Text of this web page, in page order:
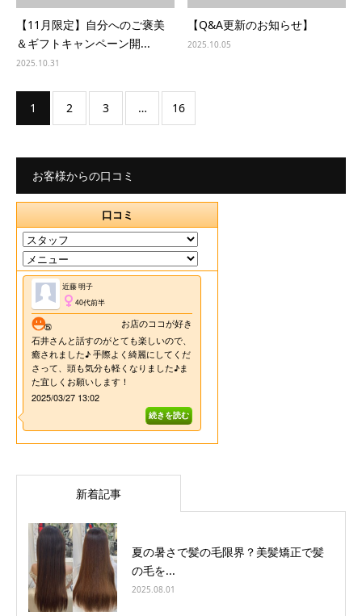
【11月限定】自分へのご褒美
＆ギフトキャンペーン開...
2025.10.31
【Q&A更新のお知らせ】
2025.10.05
1 2 3 … 16
お客様からの口コミ
新着記事
夏の暑さで髪の毛限界？美髪矯正で髪
の毛を...
2025.08.01